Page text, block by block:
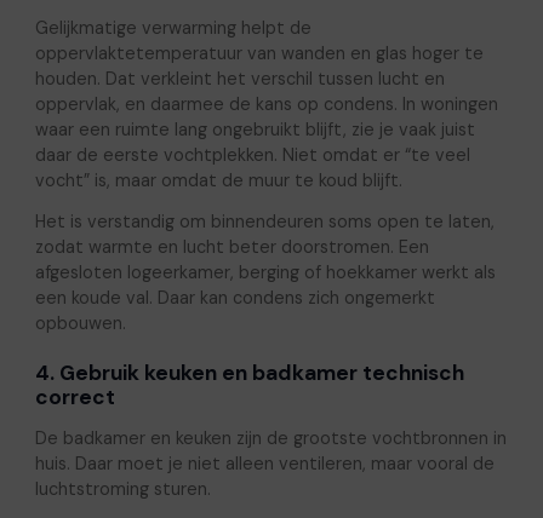
Gelijkmatige verwarming helpt de
oppervlaktetemperatuur van wanden en glas hoger te
houden. Dat verkleint het verschil tussen lucht en
oppervlak, en daarmee de kans op condens. In woningen
waar een ruimte lang ongebruikt blijft, zie je vaak juist
daar de eerste vochtplekken. Niet omdat er “te veel
vocht” is, maar omdat de muur te koud blijft.
Het is verstandig om binnendeuren soms open te laten,
zodat warmte en lucht beter doorstromen. Een
afgesloten logeerkamer, berging of hoekkamer werkt als
een koude val. Daar kan condens zich ongemerkt
opbouwen.
4. Gebruik keuken en badkamer technisch
correct
De badkamer en keuken zijn de grootste vochtbronnen in
huis. Daar moet je niet alleen ventileren, maar vooral de
luchtstroming sturen.